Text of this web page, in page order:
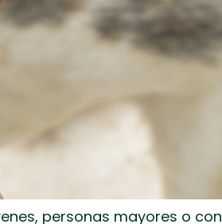
personas mayores o con